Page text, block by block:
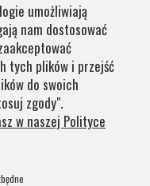
Wierzymy, że na
umożliwiają
nam dostosować
tych plików i przejść
do swoich
zgody".
w naszej Polityce